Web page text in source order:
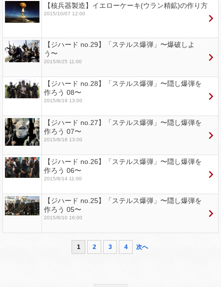
【核兵器製造】イエローケーキ(ウラン精鉱)の作り方
2015/10/07 12:00
【ジハード no.29】「ステルス爆弾」〜爆破しよ
う〜
2015/8/25 11:00
【ジハード no.28】「ステルス爆弾」〜隠し爆弾を
作ろう 08〜
2015/8/19 13:00
【ジハード no.27】「ステルス爆弾」〜隠し爆弾を
作ろう 07〜
2015/8/18 13:00
【ジハード no.26】「ステルス爆弾」〜隠し爆弾を
作ろう 06〜
2015/8/14 11:00
【ジハード no.25】「ステルス爆弾」〜隠し爆弾を
作ろう 05〜
2015/8/10 16:00
1 2 3 4 次へ